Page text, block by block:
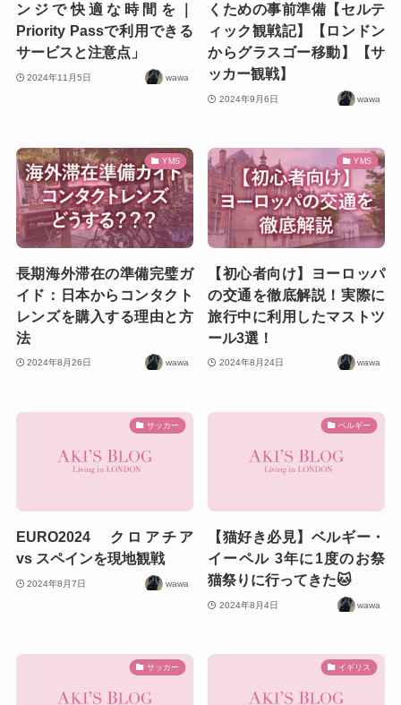
ンジで快適な時間を｜
Priority Passで利用できる
サービスと注意点」
2024年11月5日 wawa
くための事前準備【セルテ
ィック観戦記】【ロンドン
からグラスゴー移動】【サ
ッカー観戦】
2024年9月6日 wawa
YMS
長期海外滞在の準備完璧ガ
イド：日本からコンタクト
レンズを購入する理由と方
法
2024年8月26日 wawa
YMS
【初心者向け】ヨーロッパ
の交通を徹底解説！実際に
旅行中に利用したマストツ
ール3選！
2024年8月24日 wawa
サッカー
EURO2024 クロアチア
vs スペインを現地観戦
2024年8月7日 wawa
ベルギー
【猫好き必見】ベルギー・
イーペル 3年に1度のお祭
猫祭りに行ってきた🐱
2024年8月4日 wawa
サッカー イギリス